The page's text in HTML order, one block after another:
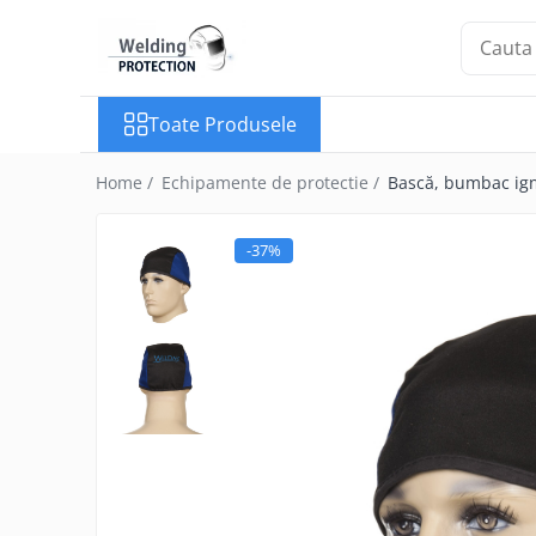
Toate Produsele
Aparate pentru sudare
Aparate pentru sudare
ELECTROD/MMA
Aparate pentru sudare WIG-TIG
Aparate pentru sudare cu laser
CONECTORI/BOLTURI/STIFTURI
Aparat de sudare bolturi de tip
Toate Produsele
Home / Echipamente de protectie / Bască, bumbac
-37%